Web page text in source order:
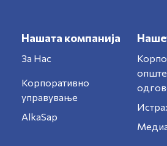
Нашата компанија
За Нас
Корпоративно
управување
AlkaSap